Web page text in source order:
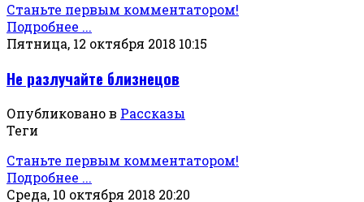
Станьте первым комментатором!
Подробнее ...
Пятница, 12 октября 2018 10:15
Не разлучайте близнецов
Опубликовано в Рассказы
Теги
Станьте первым комментатором!
Подробнее ...
Среда, 10 октября 2018 20:20